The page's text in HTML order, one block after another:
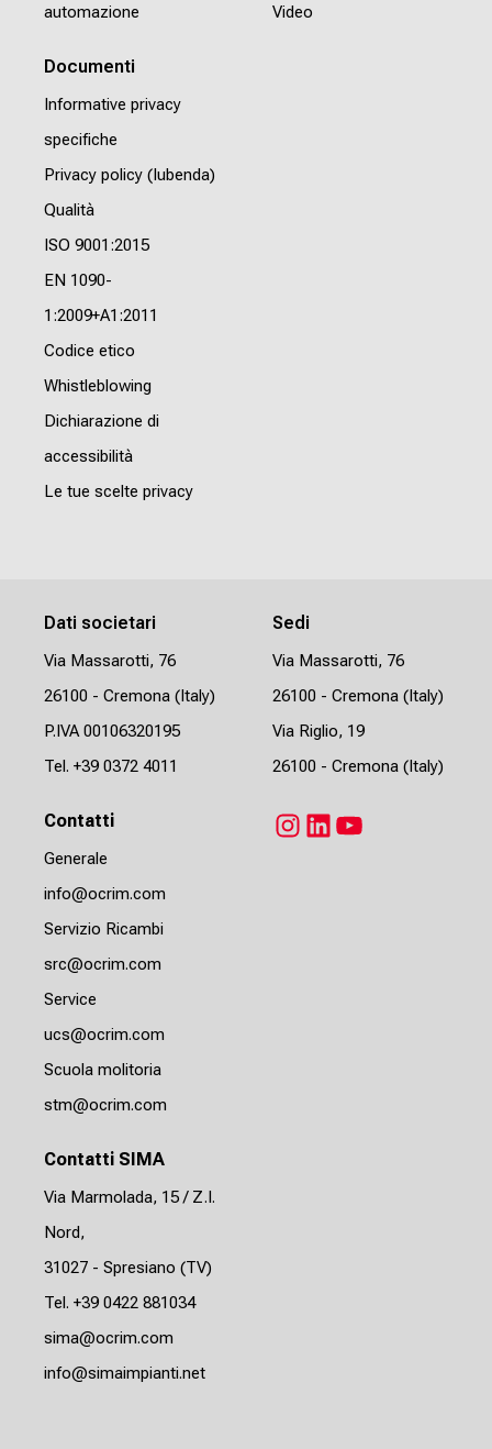
automazione
Video
Documenti
Informative privacy
specifiche
Privacy policy (Iubenda)
Qualità
ISO 9001:2015
EN 1090-
1:2009+A1:2011
Codice etico
Whistleblowing
Dichiarazione di
accessibilità
Le tue scelte privacy
Instagram
LinkedIn
YouTube
Dati societari
Via Massarotti, 76
26100 - Cremona (Italy)
P.IVA 00106320195
Tel. +39 0372 4011
Sedi
Via Massarotti, 76
26100 - Cremona (Italy)
Via Riglio, 19
26100 - Cremona (Italy)
Contatti
Generale
info@ocrim.com
Servizio Ricambi
src@ocrim.com
Service
ucs@ocrim.com
Scuola molitoria
stm@ocrim.com
Contatti SIMA
Via Marmolada, 15 / Z.I.
Nord,
31027 - Spresiano (TV)
Tel. +39 0422 881034
sima@ocrim.com
info@simaimpianti.net